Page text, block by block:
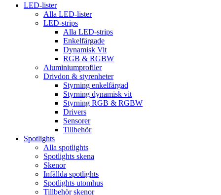
LED-lister
Alla LED-lister
LED-strips
Alla LED-strips
Enkelfärgade
Dynamisk Vit
RGB & RGBW
Aluminiumprofiler
Drivdon & styrenheter
Styrning enkelfärgad
Styrning dynamisk vit
Styrning RGB & RGBW
Drivers
Sensorer
Tillbehör
Spotlights
Alla spotlights
Spotlights skena
Skenor
Infällda spotlights
Spotlights utomhus
Tillbehör skenor